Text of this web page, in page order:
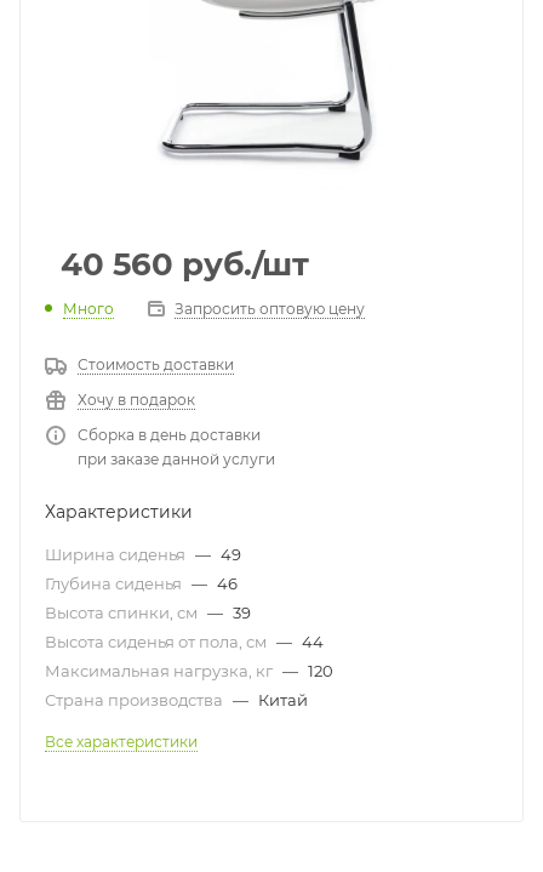
40 560 руб./шт
Много Запросить оптовую цену
Стоимость доставки
Хочу в подарок
Сборка в день доставки
при заказе данной услуги
Характеристики
Ширина сиденья — 49
Глубина сиденья — 46
Высота спинки, см — 39
Высота сиденья от пола, см — 44
Максимальная нагрузка, кг — 120
Страна производства — Китай
Все характеристики